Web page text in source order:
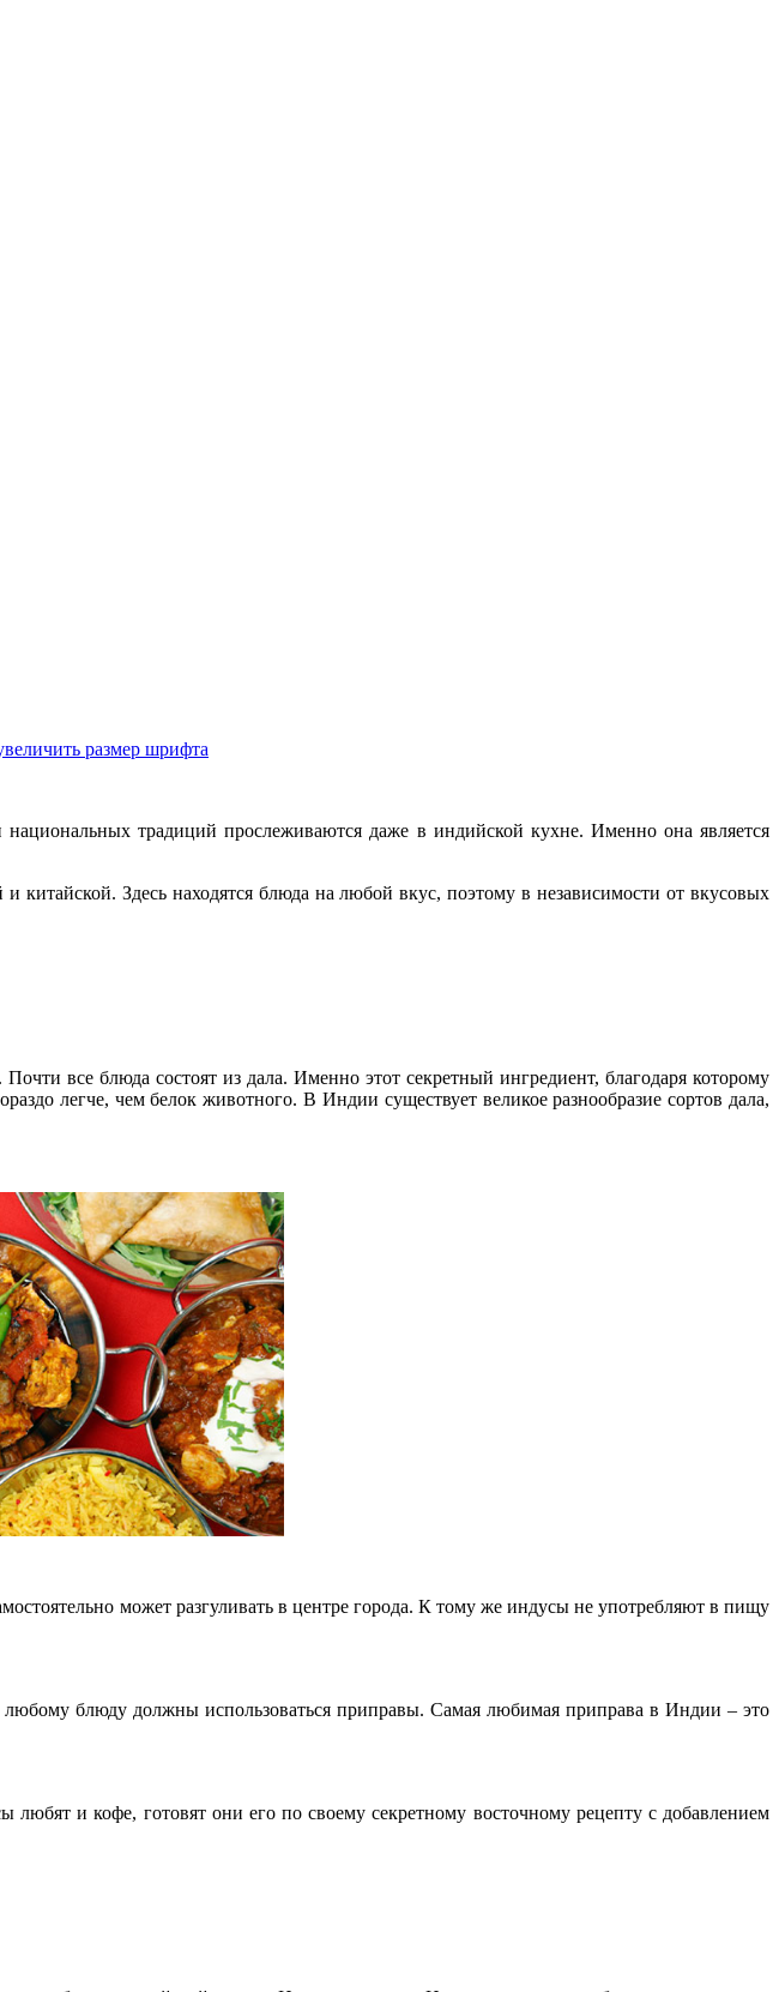
традиций прослеживаются даже в индийской кухне. Именно она является
Здесь находятся блюда на любой вкус, поэтому в независимости от вкусовых
все блюда состоят из дала. Именно этот секретный ингредиент, благодаря которому
легче, чем белок животного. В Индии существует великое разнообразие сортов дала,
может разгуливать в центре города. К тому же индусы не употребляют в пищу
блюду должны использоваться приправы. Самая любимая приправа в Индии – это
и кофе, готовят они его по своему секретному восточному рецепту с добавлением